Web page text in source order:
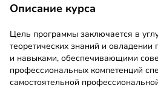
Описание курса
Цель программы заключается в
теоретических знаний и овладении
и навыками, обеспечивающими
профессиональных компетенций
самостоятельной